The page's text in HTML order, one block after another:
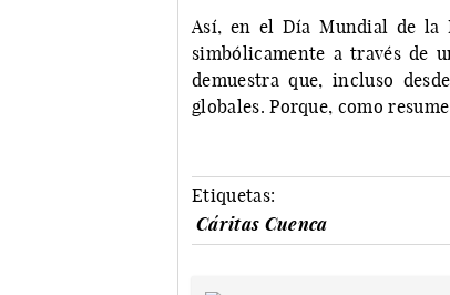
Así, en el Día Mundial de la
simbólicamente a través de
demuestra que, incluso
globales. Porque, como
Etiquetas:
Cáritas Cuenca